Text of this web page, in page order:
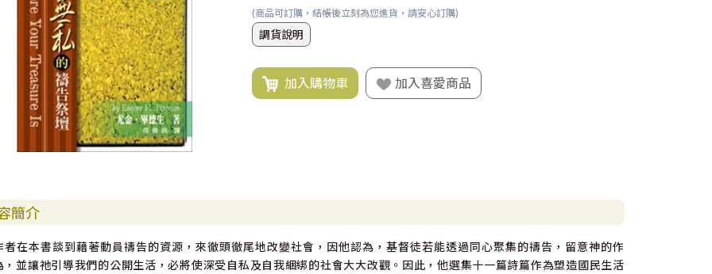
(商品可訂購，結帳後立刻為您進貨，請安心訂購)
調貨說明
加入購物車 加入喜愛商品
簡介
者在本書談到藉著動員禱告的資源，來徹頭徹尾地改變社會，因他認為，基督徒若能透過同心聚集的禱告，留意神的作
，並讓祂引導我們的公開生活，必將使深受自私及自我綑綁的社會大大改觀。因此，他選集十一篇詩篇作為塑造國民生活